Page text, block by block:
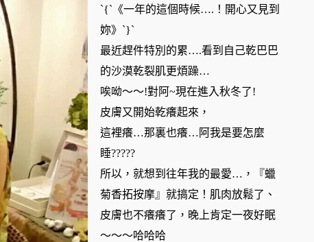
`{`《一年的這個時候….！開心又見到
妳》`}`
最近趕件特別的累….看到自己乾巴巴
的沙漠乾裂肌更煩躁…
唉呦～～!對阿~現在進入秋冬了!
皮膚又開始乾癢起來，
這裡癢…那裏也癢…阿我是要怎麼
睡?????
所以，就想到往年我的最愛…，『蠟
菊香拓按摩』就搞定！肌肉放鬆了、
皮膚也不癢癢了，晚上肯定一夜好眠
～～～哈哈哈